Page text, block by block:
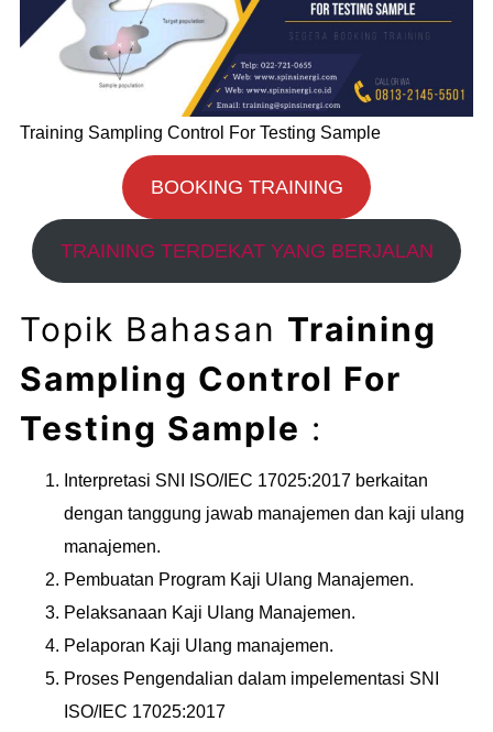
Training Sampling Control For Testing Sample
BOOKING TRAINING
TRAINING TERDEKAT YANG BERJALAN
Topik Bahasan Training
Sampling Control For
Testing Sample :
Interpretasi SNI ISO/IEC 17025:2017 berkaitan
dengan tanggung jawab manajemen dan kaji ulang
manajemen.
Pembuatan Program Kaji Ulang Manajemen.
Pelaksanaan Kaji Ulang Manajemen.
Pelaporan Kaji Ulang manajemen.
Proses Pengendalian dalam impelementasi SNI
ISO/IEC 17025:2017